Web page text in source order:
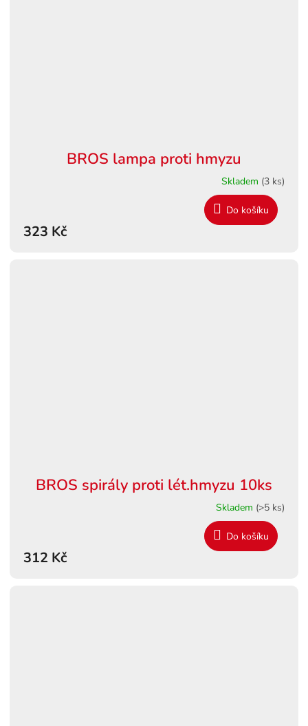
BROS lampa proti hmyzu
Skladem (3 ks)
323 Kč
Do košíku
BROS spirály proti lét.hmyzu 10ks
Skladem (>5 ks)
312 Kč
Do košíku